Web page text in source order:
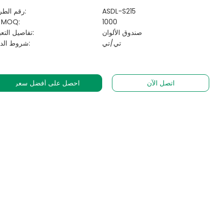
رقم الطراز:
ASDL-S215
الـ MOQ:
1000
تفاصيل التعبئة:
صندوق الألوان
شروط الدفع:
تي/تي
احصل على أفضل سعر اتصل الآن